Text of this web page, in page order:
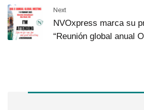
Next
NVOxpress marca su
“Reunión global anual